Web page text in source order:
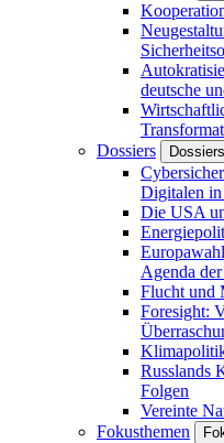
deutsche
Dossiers
Dossiers
Digitalen
Die USA
Agenda
Flucht und
Foresight:
Russlands
Folgen
Vereinte
Fokusthemen